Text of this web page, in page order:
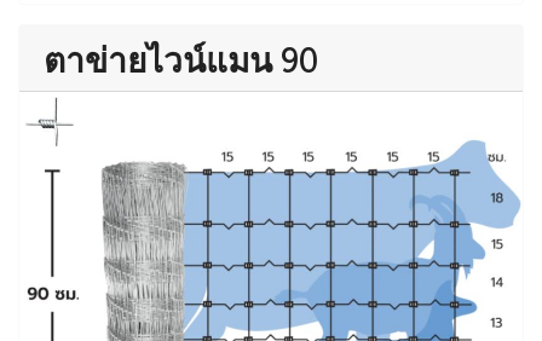
ตาข่ายไวน์แมน 90